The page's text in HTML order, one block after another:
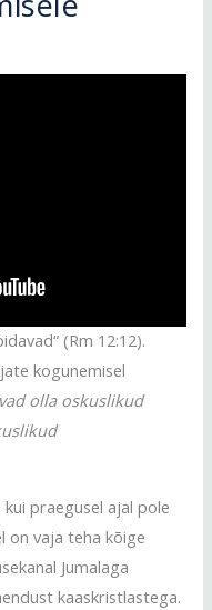
(Rm 12:12).
kogunemisel
olla oskuslikud
praegusel ajal pole
on vaja teha kõige
Jumalaga
kaaskristlastega.